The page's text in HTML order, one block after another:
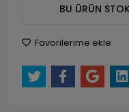
BU ÜRÜN
Favorilerime ekle